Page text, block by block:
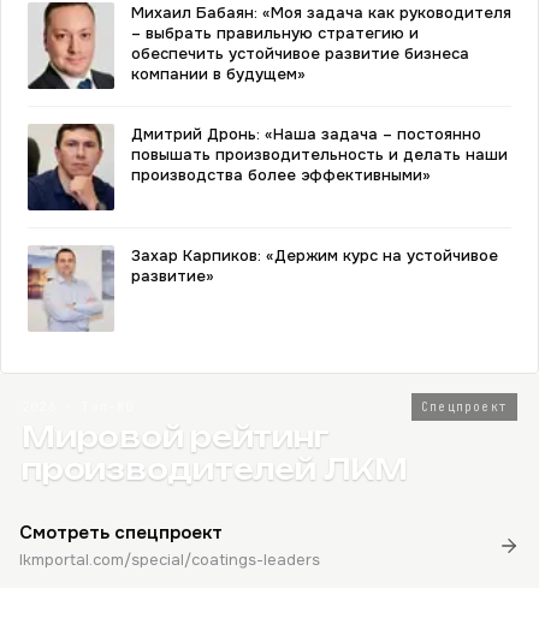
Михаил Бабаян: «Моя задача как руководителя
– выбрать правильную стратегию и
обеспечить устойчивое развитие бизнеса
компании в будущем»
Дмитрий Дронь: «Наша задача – постоянно
повышать производительность и делать наши
производства более эффективными»
Захар Карпиков: «Держим курс на устойчивое
развитие»
Спецпроект
Мировой рейтинг
производителей ЛКМ
Смотреть спецпроект
lkmportal.com/special/coatings-leaders